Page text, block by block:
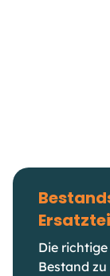
Die
Bestand